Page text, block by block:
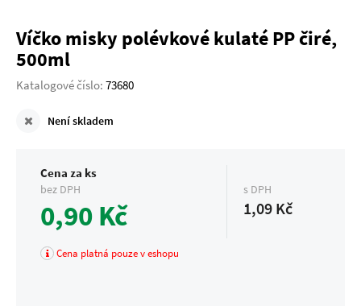
Víčko misky polévkové kulaté PP čiré,
500ml
Katalogové číslo: 73680
Není skladem
Cena za ks
bez DPH
0,90 Kč
s DPH
1,09 Kč
Cena platná pouze v eshopu